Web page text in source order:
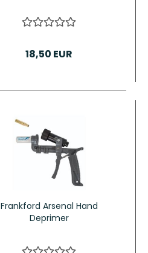
18,50 EUR
Frankford Arsenal Hand
Deprimer